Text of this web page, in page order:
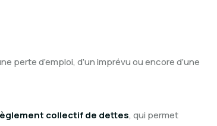
perte d’emploi, d’un imprévu ou encore d’une
collectif de dettes, qui permet